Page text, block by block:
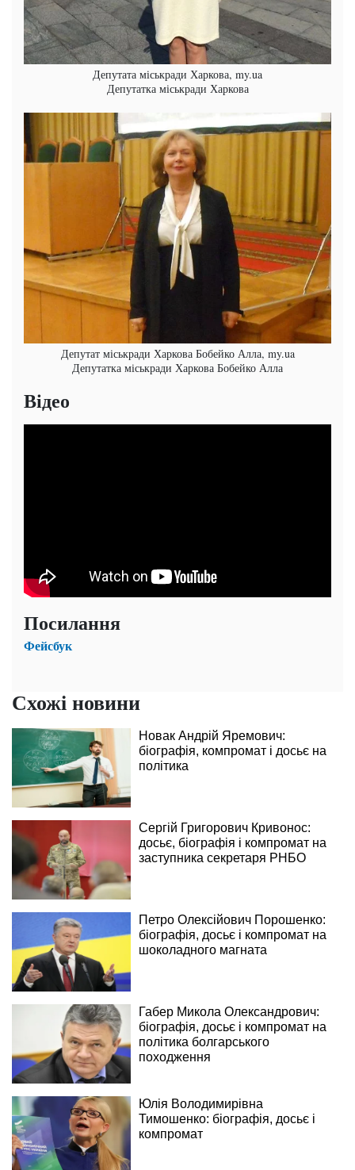
Депутата міськради Харкова, my.ua
Депутатка міськради Харкова
Депутат міськради Харкова Бобейко Алла, my.ua
Депутатка міськради Харкова Бобейко Алла
Відео
Посилання
Фейсбук
Схожі новини
Новак Андрій Яремович:
біографія, компромат і досьє на
політика
Сергій Григорович Кривонос:
досьє, біографія і компромат на
заступника секретаря РНБО
Петро Олексійович Порошенко:
біографія, досьє і компромат на
шоколадного магната
Габер Микола Олександрович:
біографія, досьє і компромат на
політика болгарського
походження
Юлія Володимирівна
Тимошенко: біографія, досьє і
компромат